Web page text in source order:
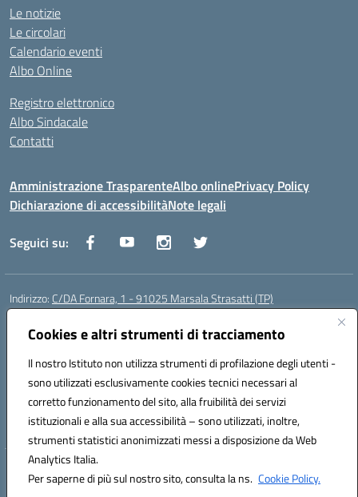
Cookies e altri strumenti di tracciamento
Il nostro Istituto non utilizza strumenti di profilazione degli utenti -
sono utilizzati esclusivamente cookies tecnici necessari al
corretto funzionamento del sito, alla fruibilità dei servizi
istituzionali e alla sua accessibilità – sono utilizzati, inoltre,
strumenti statistici anonimizzati messi a disposizione da Web
Analytics Italia.
Per saperne di più sul nostro sito, consulta la ns. Cookie Policy.
Le notizie
Le circolari
Calendario eventi
Albo Online
Registro elettronico
Albo Sindacale
Contatti
Amministrazione TrasparenteAlbo onlinePrivacy Policy
Dichiarazione di accessibilitàNote legali
Seguici su:
Indirizzo: C/DA Fornara, 1 - 91025 Marsala Strasatti (TP)
Centralino:
Posta elettronica certificata (PEC):tpic81600v@pec.istruzione.it
Codice fiscale: 82006360810
Codice meccanografico:TPIC81600V
Codice Indice delle Pubbliche Amministrazioni (IPA): istsc_tpic81600v
Codice unico di fatturazione (CUF): UFODYY
Hosting & Powered by 3D Solution S.r.l.
Concept & Design by Designers Italia